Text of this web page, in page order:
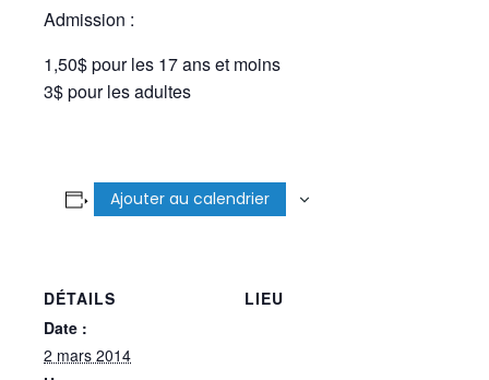
Admission :
1,50$ pour les 17 ans et moins
3$ pour les adultes
Ajouter au calendrier
DÉTAILS
Date :
2 mars 2014
LIEU